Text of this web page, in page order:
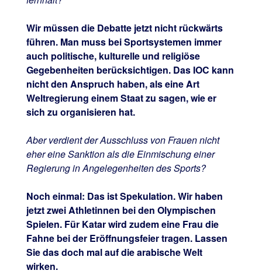
Wir müssen die Debatte jetzt nicht rückwärts
führen. Man muss bei Sportsystemen immer
auch politische, kulturelle und religiöse
Gegebenheiten berücksichtigen. Das IOC kann
nicht den Anspruch haben, als eine Art
Weltregierung einem Staat zu sagen, wie er
sich zu organisieren hat.
Aber verdient der Ausschluss von Frauen nicht
eher eine Sanktion als die Einmischung einer
Regierung in Angelegenheiten des Sports?
Noch einmal: Das ist Spekulation. Wir haben
jetzt zwei Athletinnen bei den Olympischen
Spielen. Für Katar wird zudem eine Frau die
Fahne bei der Eröffnungsfeier tragen. Lassen
Sie das doch mal auf die arabische Welt
wirken.